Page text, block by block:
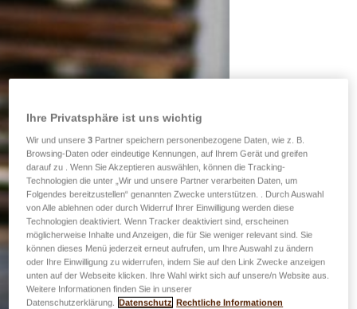
Ihre Privatsphäre ist uns wichtig
Wir und unsere3 Partner speichern personenbezogene Daten, wie z. B.
Browsing-Daten oder eindeutige Kennungen, auf Ihrem Gerät und greifen
darauf zu . Wenn Sie Akzeptieren auswählen, können die Tracking-
Technologien die unter „Wir und unsere Partner verarbeiten Daten, um
Folgendes bereitzustellen“ genannten Zwecke unterstützen. . Durch Auswahl
von Alle ablehnen oder durch Widerruf Ihrer Einwilligung werden diese
Technologien deaktiviert. Wenn Tracker deaktiviert sind, erscheinen
möglicherweise Inhalte und Anzeigen, die für Sie weniger relevant sind. Sie
können dieses Menü jederzeit erneut aufrufen, um Ihre Auswahl zu ändern
oder Ihre Einwilligung zu widerrufen, indem Sie auf den Link Zwecke anzeigen
unten auf der Webseite klicken. Ihre Wahl wirkt sich auf unsere/n Website aus.
Weitere Informationen finden Sie in unserer
Datenschutzerklärung. Datenschutz Rechtliche Informationen